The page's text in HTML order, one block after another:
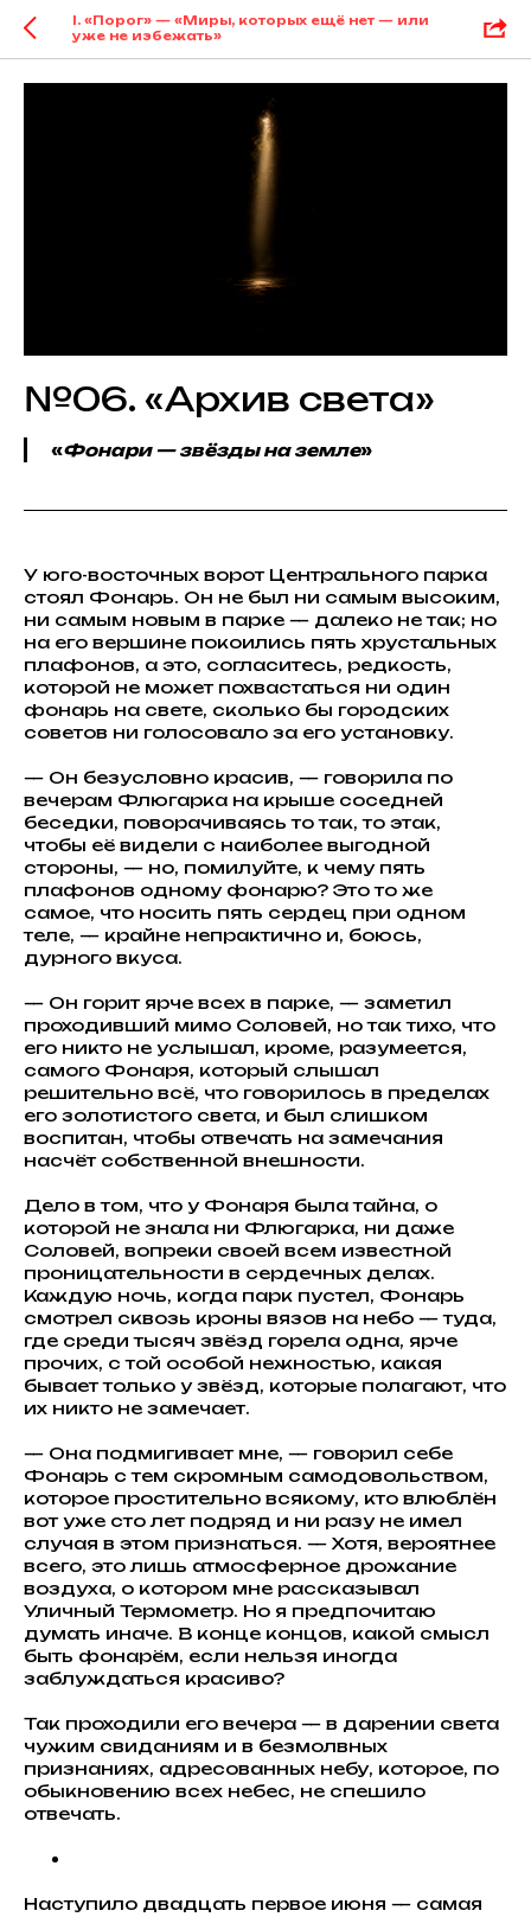
I. «Порог» — «Миры, которых ещё нет — или
уже не избежать»
№06. «Архив света»
«Фонари — звёзды на земле»
У юго-восточных ворот Центрального парка
стоял Фонарь. Он не был ни самым высоким,
ни самым новым в парке — далеко не так; но
на его вершине покоились пять хрустальных
плафонов, а это, согласитесь, редкость,
которой не может похвастаться ни один
фонарь на свете, сколько бы городских
советов ни голосовало за его установку.
— Он безусловно красив, — говорила по
вечерам Флюгарка на крыше соседней
беседки, поворачиваясь то так, то этак,
чтобы её видели с наиболее выгодной
стороны, — но, помилуйте, к чему пять
плафонов одному фонарю? Это то же
самое, что носить пять сердец при одном
теле, — крайне непрактично и, боюсь,
дурного вкуса.
— Он горит ярче всех в парке, — заметил
проходивший мимо Соловей, но так тихо, что
его никто не услышал, кроме, разумеется,
самого Фонаря, который слышал
решительно всё, что говорилось в пределах
его золотистого света, и был слишком
воспитан, чтобы отвечать на замечания
насчёт собственной внешности.
Дело в том, что у Фонаря была тайна, о
которой не знала ни Флюгарка, ни даже
Соловей, вопреки своей всем известной
проницательности в сердечных делах.
Каждую ночь, когда парк пустел, Фонарь
смотрел сквозь кроны вязов на небо — туда,
где среди тысяч звёзд горела одна, ярче
прочих, с той особой нежностью, какая
бывает только у звёзд, которые полагают, что
их никто не замечает.
— Она подмигивает мне, — говорил себе
Фонарь с тем скромным самодовольством,
которое простительно всякому, кто влюблён
вот уже сто лет подряд и ни разу не имел
случая в этом признаться. — Хотя, вероятнее
всего, это лишь атмосферное дрожание
воздуха, о котором мне рассказывал
Уличный Термометр. Но я предпочитаю
думать иначе. В конце концов, какой смысл
быть фонарём, если нельзя иногда
заблуждаться красиво?
Так проходили его вечера — в дарении света
чужим свиданиям и в безмолвных
признаниях, адресованных небу, которое, по
обыкновению всех небес, не спешило
отвечать.
Наступило двадцать первое июня — самая